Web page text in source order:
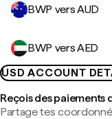
BWP vers AUD
BWP vers AED
USD ACCOUNT
Reçois des paiements
Partage tes